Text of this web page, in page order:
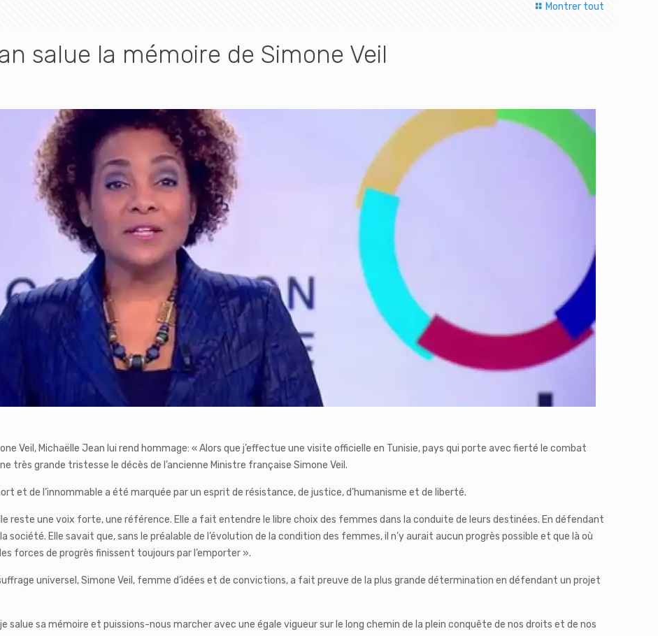
Montrer tout
salue la mémoire de Simone Veil
Veil, Michaëlle Jean lui rend hommage: « Alors que j’effectue une visite officielle en Tunisie, pays qui porte avec fierté le combat
très grande tristesse le décès de l’ancienne Ministre française Simone Veil.
et de l’innommable a été marquée par un esprit de résistance, de justice, d’humanisme et de liberté.
reste une voix forte, une référence. Elle a fait entendre le libre choix des femmes dans la conduite de leurs destinées. En défendant
Elle savait que, sans le préalable de l’évolution de la condition des femmes, il n’y aurait aucun progrès possible et que là où
forces de progrès finissent toujours par l’emporter ».
universel, Simone Veil, femme d’idées et de convictions, a fait preuve de la plus grande détermination en défendant un projet
salue sa mémoire et puissions-nous marcher avec une égale vigueur sur le long chemin de la plein conquête de nos droits et de nos